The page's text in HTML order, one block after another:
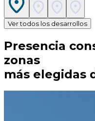
Ver todos los desarrollos
Presencia
zonas
más elegidas